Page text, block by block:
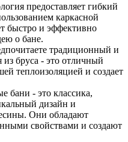
предоставляет гибкий
каркасной
быстро и эффективно
о бане.
традиционный и
из бруса - это отличный
теплоизоляцией и создает
бани - это классика,
дизайн и
Они обладают
свойствами и создают